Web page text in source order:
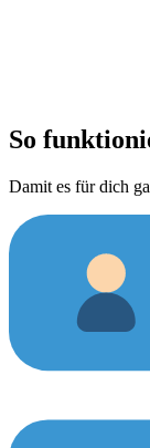
So
Damit es für dich